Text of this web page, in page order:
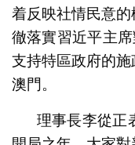
着反映社情民意
徹落實習近平主
支持特區政府的
澳門。
理事長李從正